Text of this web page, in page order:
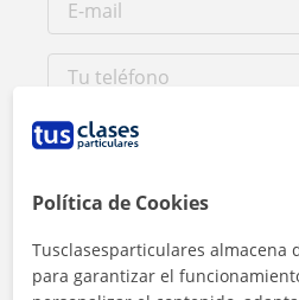
Al hacer clic, aceptas nuestroaviso
Política de Cookies
Tusclasesparticulares almacena
para garantizar el